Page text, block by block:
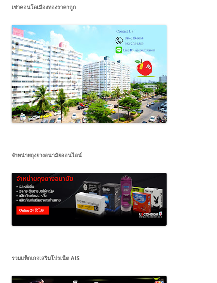
เช่าคอนโดเมืองทองราคาถูก
จำหน่ายถุงยางอนามัยออนไลน์
รวมแพ็กเกจเสริมโปรเน็ต AIS